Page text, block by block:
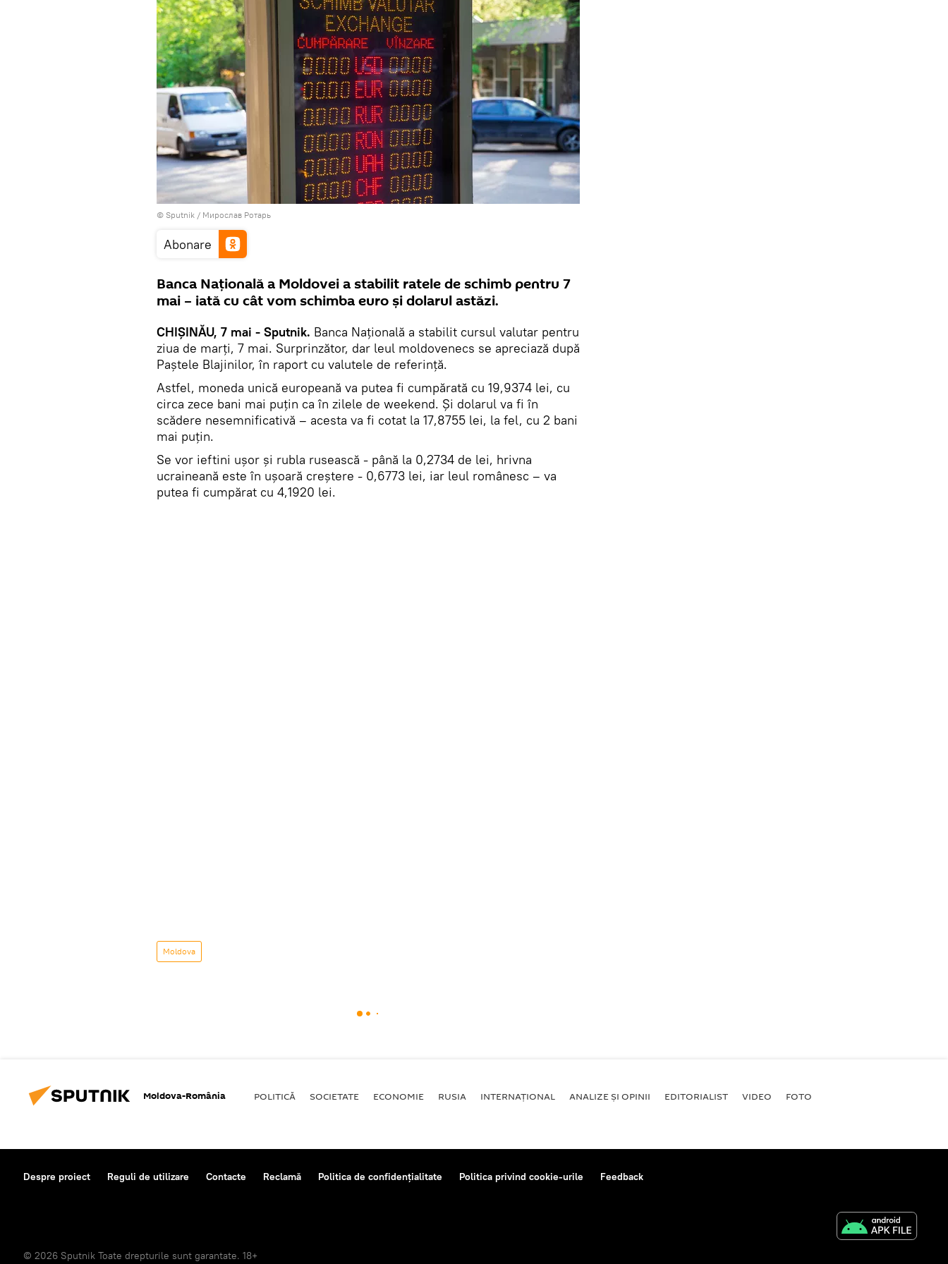
© Sputnik / Мирослав Ротарь
Abonare
Banca Națională a Moldovei a stabilit ratele de schimb pentru 7
mai – iată cu cât vom schimba euro și dolarul astăzi.
CHIȘINĂU, 7 mai - Sputnik. Banca Națională a stabilit cursul valutar pentru
ziua de marți, 7 mai. Surprinzător, dar leul moldovenecs se apreciază după
Paștele Blajinilor, în raport cu valutele de referinţă.
Astfel, moneda unică europeană va putea fi cumpărată cu 19,9374 lei, cu
circa zece bani mai puţin ca în zilele de weekend. Şi dolarul va fi în
scădere nesemnificativă – acesta va fi cotat la 17,8755 lei, la fel, cu 2 bani
mai puțin.
Se vor ieftini uşor și rubla rusească - până la 0,2734 de lei, hrivna
ucraineană este în ușoară creștere - 0,6773 lei, iar leul românesc – va
putea fi cumpărat cu 4,1920 lei.
Moldova
Moldova-România POLITICĂ SOCIETATE ECONOMIE RUSIA INTERNAŢIONAL ANALIZE ȘI OPINII EDITORIALIST VIDEO FOTO
Despre proiect Reguli de utilizare Contacte Reclamă Politica de confidențialitate Politica privind cookie-urile Feedback
© 2026 Sputnik Toate drepturile sunt garantate. 18+